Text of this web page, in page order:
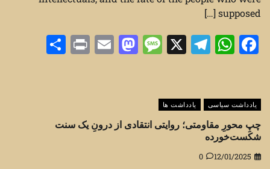
supposed […]
Facebook
WhatsApp
Telegram
X
Message
Mastodon
Email
Print
یادداشت سیاسی یادداشت ها
چپِ محورِ مقاومتی؛ روایتی انتقادی از درونِ یک سنت
شکست‌خورده
12/01/2025
0